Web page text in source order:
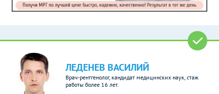
ЛЕДЕНЕВ ВАСИЛИЙ
Врач-рентгенолог, кандидат медицинских наук, стаж
работы более 16 лет.